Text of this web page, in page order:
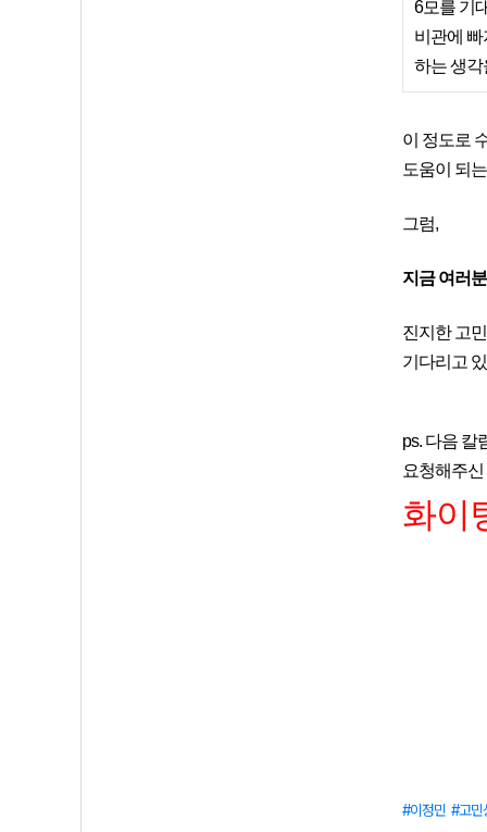
6모를 기
비관에 빠
하는 생각
이 정도로
도움이 되
그럼,
지금 여러
진지한 고
기다리고
ps. 다음 칼
요청해주
화이
이정민 고민